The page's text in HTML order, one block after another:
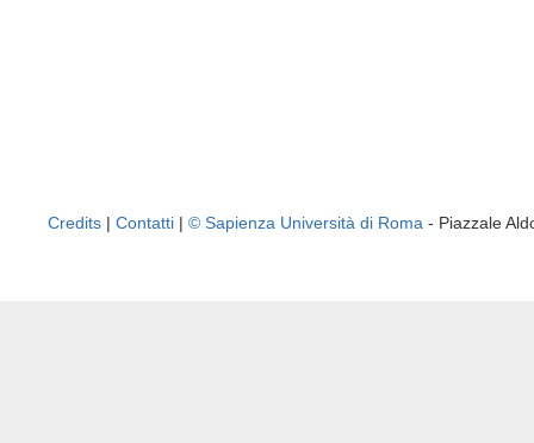
Credits | Contatti | © Sapienza Università di Roma - Piazzale